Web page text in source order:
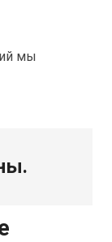
мы